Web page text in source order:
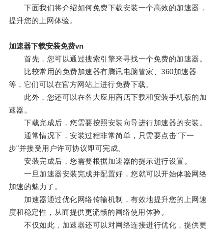
下面我们将介绍如何免费下载安装一个高效的加速器，
提升您的上网体验。
加速器下载安装免费vn
首先，您可以通过搜索引擎来寻找一个免费的加速器。
比较常用的免费加速器有腾讯电脑管家、360加速器
等，它们可以在官方网站上进行免费下载。
此外，您还可以在各大应用商店下载和安装手机版的加
速器。
下载完成后，您需要按照安装向导进行加速器的安装。
通常情况下，安装过程非常简单，只需要点击"下一
步"并接受用户许可协议即可完成。
安装完成后，您需要根据加速器的提示进行设置。
一旦加速器安装完成并配置好，您就可以开始体验网络
加速的魅力了。
加速器通过优化网络传输机制，有效地提升您的上网速
度和稳定性，从而提供更流畅的网络使用体验。
不仅如此，加速器还可以对网络连接进行优化，提供更